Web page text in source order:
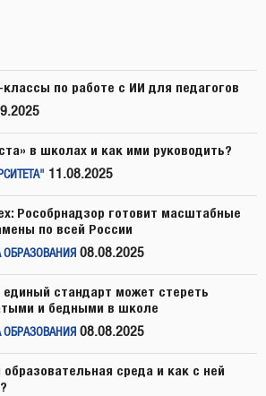
по работе с ИИ для педагогов
в школах и как ими руководить?
11.08.2025
Рособрнадзор готовит масштабные
по всей России
ОБРАЗОВАНИЯ 08.08.2025
стандарт может стереть
и бедными в школе
ОБРАЗОВАНИЯ 08.08.2025
среда и как с ней